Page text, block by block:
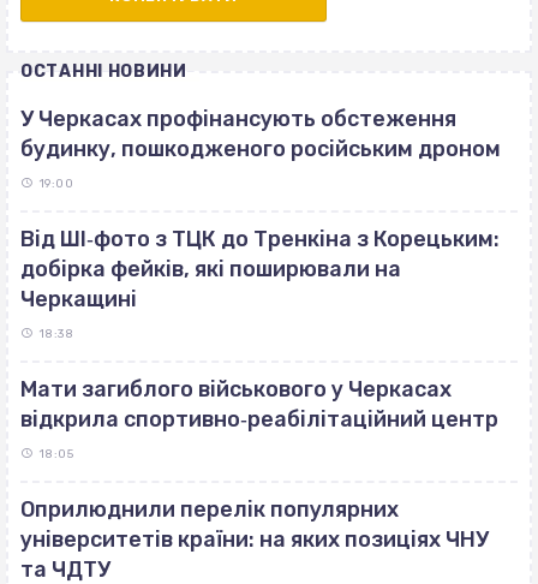
ОСТАННІ НОВИНИ
У Черкасах профінансують обстеження
будинку, пошкодженого російським дроном
19:00
Від ШІ‐фото з ТЦК до Тренкіна з Корецьким:
добірка фейків, які поширювали на
Черкащині
18:38
Мати загиблого військового у Черкасах
відкрила спортивно‐реабілітаційний центр
18:05
Оприлюднили перелік популярних
університетів країни: на яких позиціях ЧНУ
та ЧДТУ